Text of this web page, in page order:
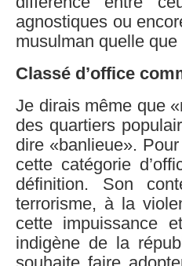
agnostiques ou
musulman quelle
Classé d’office
Je dirais même que
des quartiers
dire «banlieue».
cette catégorie
définition. Son
terrorisme, à la
cette impuissance
indigène de la